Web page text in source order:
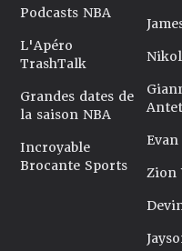
Podcasts NBA
L'Apéro
TrashTalk
Grandes dates de
la saison NBA
Incroyable
Brocante Sports
Zion